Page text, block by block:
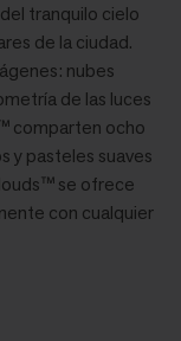
tranquilo cielo
de la ciudad.
nubes
de las luces
comparten ocho
y pasteles suaves
se ofrece
con cualquier